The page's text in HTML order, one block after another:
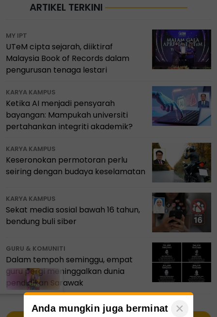
ARTIKEL TERKINI
MY IPT
UTeM cipta sejarah, diiktiraf
Malaysia Book of Records dalam
pengurusan tenaga lestari
KARYA KAMPUS
Ketika AI menjadi pensyarah
bayangan: Mampukah universiti
pertahankan integriti akademik?
KARYA KAMPUS
Keseronokan permotoran perlu
seiring dengan budaya keselamatan
KARYA KAMPUS
Sekat media sosial bawah 16 tahun,
bendung buli siber
GURU & KOMUNITI
Dalam tempoh seminggu, empat
guru pergi meninggalkan dunia
pendidikan Sarawak
Anda mungkin juga berminat ×